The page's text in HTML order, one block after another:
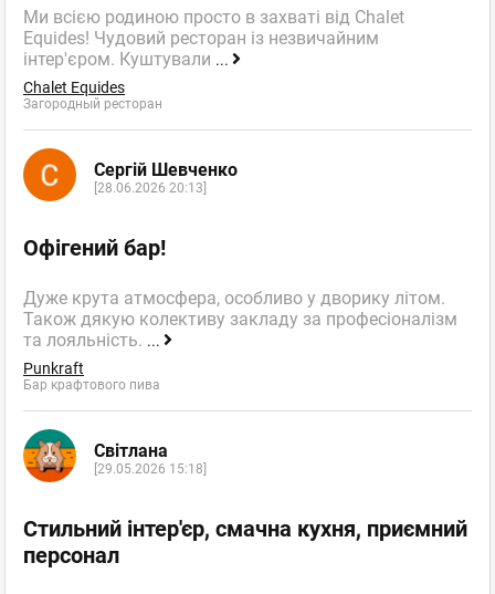
Ми всією родиною просто в захваті від Chalet
Equides! Чудовий ресторан із незвичайним
інтер'єром. Куштували ...
Chalet Equides
Загородный ресторан
Сергій Шевченко
[28.06.2026 20:13]
Офігений бар!
Дуже крута атмосфера, особливо у дворику літом.
Також дякую колективу закладу за професіоналізм
та лояльність. ...
Punkraft
Бар крафтового пива
Світлана
[29.05.2026 15:18]
Стильний інтер'єр, смачна кухня, приємний
персонал